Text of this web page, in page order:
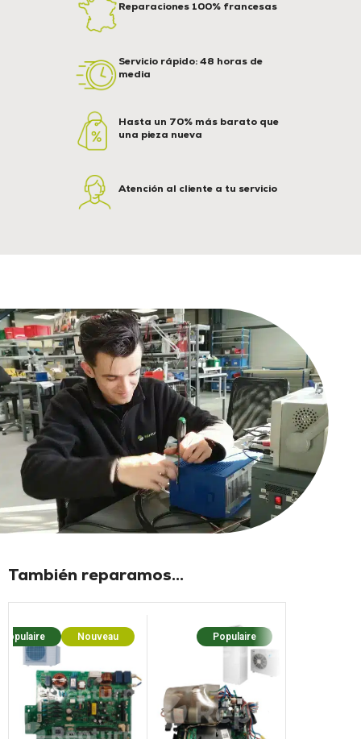
Reparaciones 100% francesas
Servicio rápido: 48 horas de
media
Hasta un 70% más barato que
una pieza nueva
Atención al cliente a tu servicio
También reparamos...
Populaire Nouveau Populaire